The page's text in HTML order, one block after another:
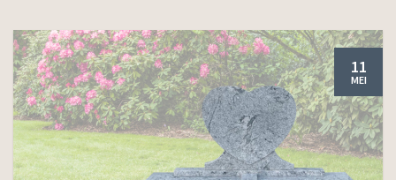
11
MEI